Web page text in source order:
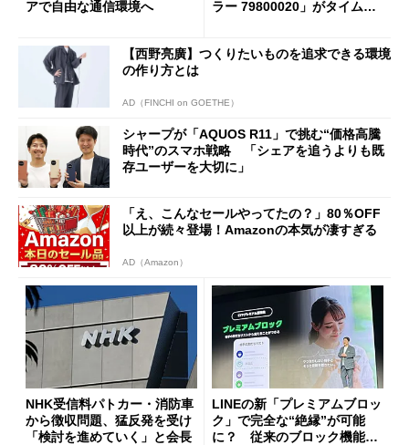
アで自由な通信環境へ
ラー 79800020」がタイムセ
【西野亮廣】つくりたいものを追求できる環境
の作り方とは
AD（FINCHI on GOETHE）
シャープが「AQUOS R11」で挑む“価格高騰
時代”のスマホ戦略 「シェアを追うよりも既
存ユーザーを大切に」
「え、こんなセールやってたの？」80％OFF
以上が続々登場！Amazonの本気が凄すぎる
AD（Amazon）
NHK受信料パトカー・消防車
から徴収問題、猛反発を受け
「検討を進めていく」と会長
LINEの新「プレミアムブロッ
ク」で完全な“絶縁”が可能
に？ 従来のブロック機能と